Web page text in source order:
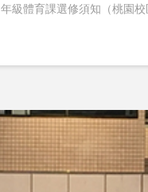
級體育課選修須知（桃園校